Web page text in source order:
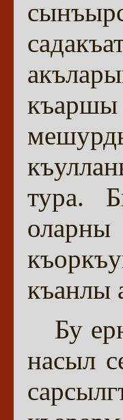
тура.
къанлы
Бу
насыл